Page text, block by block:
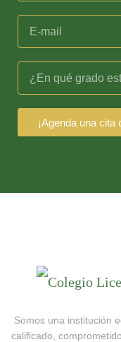
¡Agenda una
Somos una institución
calificado,